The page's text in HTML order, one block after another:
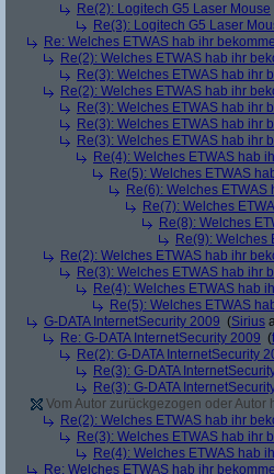
Re(2): Logitech G5 Laser Mouse
Re(3): Logitech G5 Laser
Re: Welches ETWAS hab ihr
Re(2): Welches ETWAS hab ihr
Re(3): Welches ETWAS hab ihr
Re(2): Welches ETWAS hab ihr
Re(3): Welches ETWAS hab ihr
Re(3): Welches ETWAS hab ihr
Re(3): Welches ETWAS hab ihr
Re(4): Welches ETWAS hab
Re(5): Welches ETWAS
Re(6): Welches ETWAS
Re(7): Welches
Re(8): Welches
Re(9): Welches
Re(2): Welches ETWAS hab ihr
Re(3): Welches ETWAS hab ihr
Re(4): Welches ETWAS hab
Re(5): Welches ETWAS
G-DATA InternetSecurity 2009 (Sirius
Re: G-DATA InternetSecurity 2009 (
Re(2): G-DATA InternetSecurity
Re(3): G-DATA
Re(3): G-DATA
Vom Autor zurückgezogen oder
Re(2): Welches ETWAS hab ihr
Re(3): Welches ETWAS hab ihr
Re(4): Welches ETWAS hab
Re: Welches ETWAS hab ihr